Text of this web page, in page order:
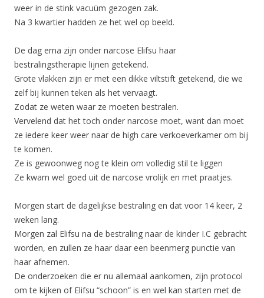
weer in de stink vacuüm gezogen zak.
Na 3 kwartier hadden ze het wel op beeld.
De dag erna zijn onder narcose Elifsu haar
bestralingstherapie lijnen getekend.
Grote vlakken zijn er met een dikke viltstift getekend, die we
zelf bij kunnen teken als het vervaagt.
Zodat ze weten waar ze moeten bestralen.
Vervelend dat het toch onder narcose moet, want dan moet
ze iedere keer weer naar de high care verkoeverkamer om bij
te komen.
Ze is gewoonweg nog te klein om volledig stil te liggen
Ze kwam wel goed uit de narcose vrolijk en met praatjes.
Morgen start de dagelijkse bestraling en dat voor 14 keer, 2
weken lang.
Morgen zal Elifsu na de bestraling naar de kinder I.C gebracht
worden, en zullen ze haar daar een beenmerg punctie van
haar afnemen.
De onderzoeken die er nu allemaal aankomen, zijn protocol
om te kijken of Elifsu “schoon” is en wel kan starten met de